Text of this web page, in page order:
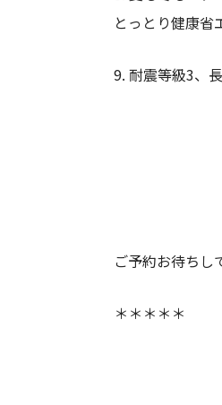
とっとり健康
9. 耐震等級3、
ご予約お待ちし
＊＊＊＊＊